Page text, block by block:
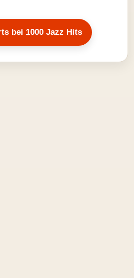
bei 1000 Jazz Hits